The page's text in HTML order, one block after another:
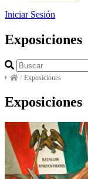
Iniciar Sesión
Exposiciones
/ Exposiciones
Exposiciones